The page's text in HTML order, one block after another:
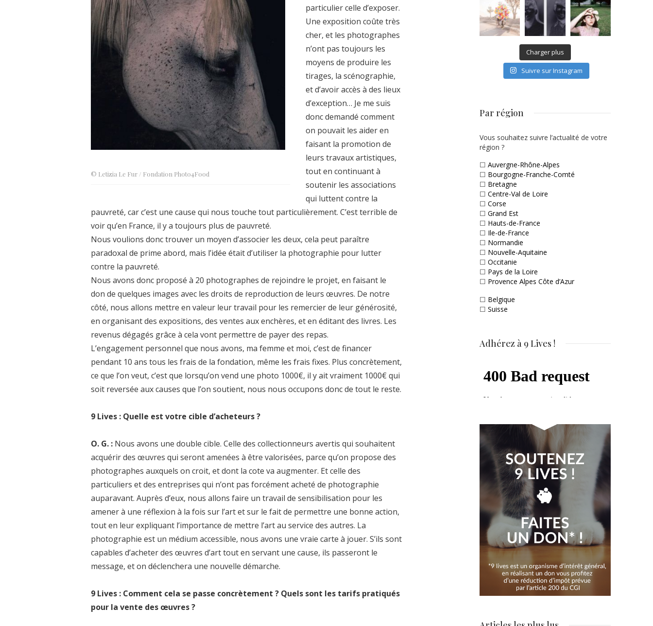
© Letizia Le Fur / Fondation Photo4Food
particulier celle d’exposer.
Une exposition coûte très
cher, et les photographes
n’ont pas toujours les
moyens de produire les
tirages, la scénographie,
et d’avoir accès à des lieux
d’exception… Je me suis
donc demandé comment
on pouvait les aider en
faisant la promotion de
leurs travaux artistiques,
tout en continuant à
soutenir les associations
qui luttent contre la
pauvreté, car c’est une cause qui nous touche tout particulièrement. C’est terrible de
voir qu’en France, il y a toujours plus de pauvreté.
Nous voulions donc trouver un moyen d’associer les deux, cela peut paraître
paradoxal de prime abord, mais l’idée était d’utiliser la photographie pour lutter
contre la pauvreté.
Nous avons donc proposé à 20 photographes de rejoindre le projet, en faisant le
don de quelques images avec les droits de reproduction de leurs œuvres. De notre
côté, nous allons mettre en valeur leur travail pour les remercier de leur générosité,
en organisant des expositions, des ventes aux enchères, et en éditant des livres. Les
revenus dégagés grâce à cela vont permettre de payer des repas.
L’engagement personnel que nous avons, ma femme et moi, c’est de financer
pendant 10 ans tous les frais de la fondation, même les frais fixes. Plus concrètement,
ce que l’on veut, c’est que lorsqu’on vend une photo 1000€, il y ait vraiment 1000€ qui
soit reversée aux causes que l’on soutient, nous nous occupons donc de tout le reste.
9 Lives : Quelle est votre cible d’acheteurs ?
O. G. : Nous avons une double cible. Celle des collectionneurs avertis qui souhaitent
acquérir des œuvres qui seront amenées à être valorisées, parce qu’on propose des
photographes auxquels on croit, et dont la cote va augmenter. Et celle des
particuliers et des entreprises qui n’ont pas forcément acheté de photographie
auparavant. Auprès d’eux, nous allons faire un travail de sensibilisation pour les
amener à une réflexion à la fois sur l’art et sur le fait de permettre une bonne action,
tout en leur expliquant l’importance de mettre l’art au service des autres. La
photographie est un médium accessible, nous avons une vraie carte à jouer. S’ils sont
capables d’acheter des œuvres d’art tout en servant une cause, ils passeront le
message, et on déclenchera une nouvelle démarche.
9 Lives : Comment cela se passe concrètement ? Quels sont les tarifs pratiqués
pour la vente des œuvres ?
Charger plus
Suivre sur Instagram
Par région
Vous souhaitez suivre l’actualité de votre
région ?
☐ Auvergne-Rhône-Alpes
☐ Bourgogne-Franche-Comté
☐ Bretagne
☐ Centre-Val de Loire
☐ Corse
☐ Grand Est
☐ Hauts-de-France
☐ Ile-de-France
☐ Normandie
☐ Nouvelle-Aquitaine
☐ Occitanie
☐ Pays de la Loire
☐ Provence Alpes Côte d’Azur
☐ Belgique
☐ Suisse
Adhérez à 9 Lives !